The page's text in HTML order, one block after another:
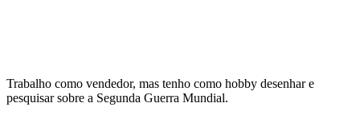
Trabalho como vendedor, mas tenho como hobby desenhar e
pesquisar sobre a Segunda Guerra Mundial.